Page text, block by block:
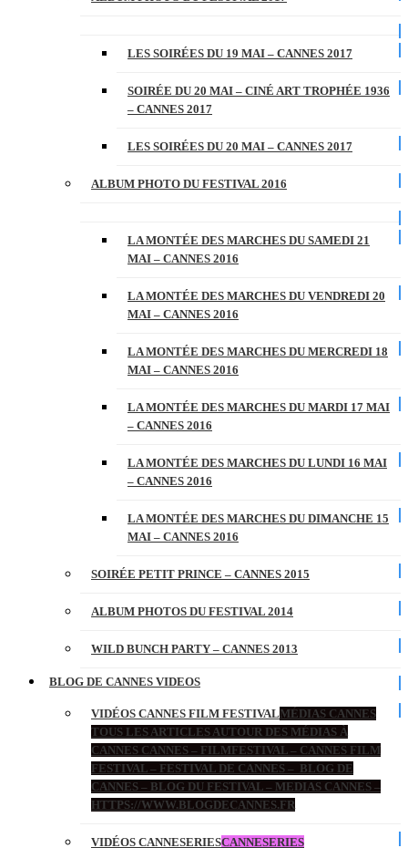
LES SOIRÉES DU 19 MAI – CANNES 2017
SOIRÉE DU 20 MAI – CINÉ ART TROPHÉE 1936
– CANNES 2017
LES SOIRÉES DU 20 MAI – CANNES 2017
ALBUM PHOTO DU FESTIVAL 2016
LA MONTÉE DES MARCHES DU SAMEDI 21
MAI – CANNES 2016
LA MONTÉE DES MARCHES DU VENDREDI 20
MAI – CANNES 2016
LA MONTÉE DES MARCHES DU MERCREDI 18
MAI – CANNES 2016
LA MONTÉE DES MARCHES DU MARDI 17 MAI
– CANNES 2016
LA MONTÉE DES MARCHES DU LUNDI 16 MAI
– CANNES 2016
LA MONTÉE DES MARCHES DU DIMANCHE 15
MAI – CANNES 2016
SOIRÉE PETIT PRINCE – CANNES 2015
ALBUM PHOTOS DU FESTIVAL 2014
WILD BUNCH PARTY – CANNES 2013
BLOG DE CANNES VIDEOS
VIDÉOS CANNES FILM FESTIVALMÉDIAS CANNES
TOUS LES ARTICLES AUTOUR DES MÉDIAS À
CANNES CANNES – FILMFESTIVAL – CANNES FILM
FESTIVAL – FESTIVAL DE CANNES – BLOG DE
CANNES – BLOG DU FESTIVAL – MEDIAS CANNES –
HTTPS://WWW.BLOGDECANNES.FR
VIDÉOS CANNESERIESCANNESERIES